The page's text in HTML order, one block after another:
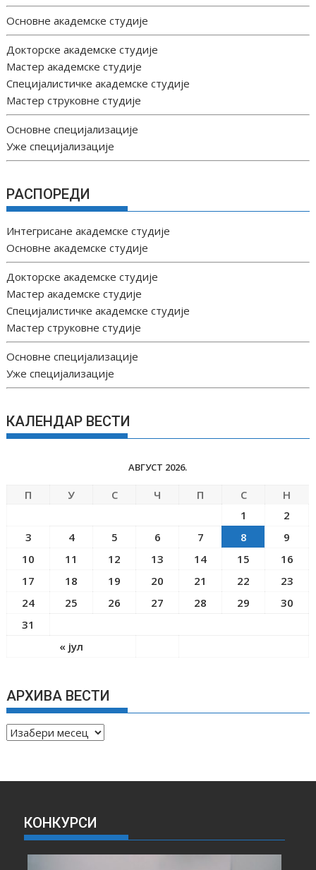
Основне академске студије
Докторске академске студије
Мастер академске студије
Специјалистичке академске студије
Мастер струковне студије
Основне специјализације
Уже специјализације
РАСПОРЕДИ
Интегрисане академске студије
Основне академске студије
Докторске академске студије
Мастер академске студије
Специјалистичке академске студије
Мастер струковне студије
Основне специјализације
Уже специјализације
КАЛЕНДАР ВЕСТИ
АВГУСТ 2026.
П У С Ч П С Н
« јул
1
2
3
4 5 6 7 8
9
10
11 12 13 14 15
16
17
18 19 20 21 22
23
24
25 26 27 28 29
30
31
АРХИВА ВЕСТИ
А
И
КОНКУРСИ